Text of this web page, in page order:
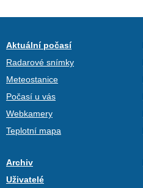
Aktuální počasí
Radarové snímky
Meteostanice
Počasí u vás
Webkamery
Teplotní mapa
Archiv
Uživatelé